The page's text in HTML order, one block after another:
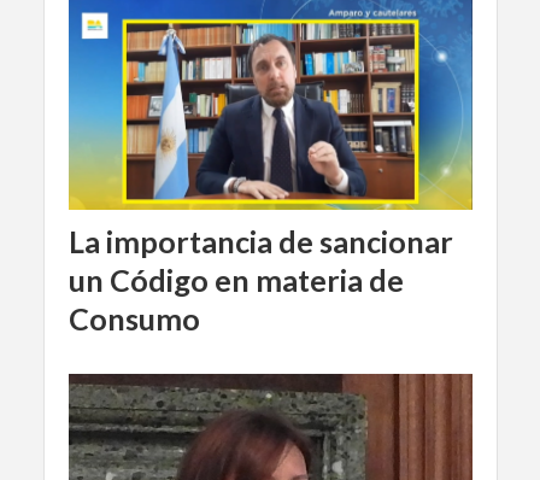
La importancia de sancionar
un Código en materia de
Consumo